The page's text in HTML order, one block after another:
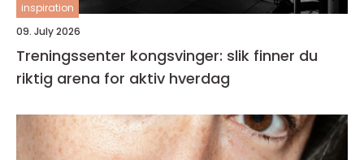
inspiration
09. July 2026
Treningssenter kongsvinger: slik finner du
riktig arena for aktiv hverdag